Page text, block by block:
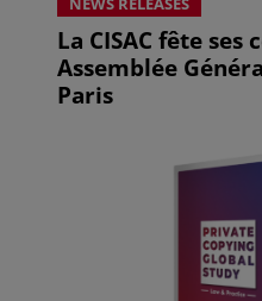
La CISAC fête ses
Assemblée
Paris